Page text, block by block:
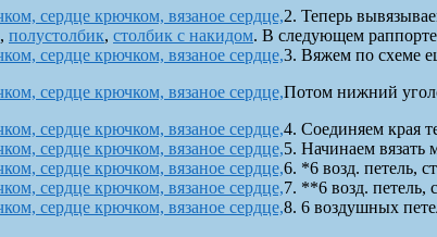
2. Теперь
, полустолбик, столбик с накидом. В следующем
3. Вяжем по схеме
Потом нижний
4. Соединяем края
5. Начинаем
6. *6 возд. петель,
7. **6 возд. петель,
8. 6 воздушных